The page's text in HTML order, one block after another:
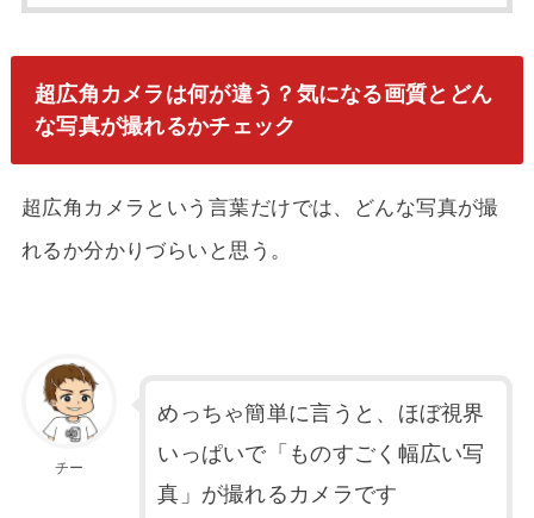
超広角カメラは何が違う？気になる画質とどん
な写真が撮れるかチェック
超広角カメラという言葉だけでは、どんな写真が撮
れるか分かりづらいと思う。
チー
めっちゃ簡単に言うと、ほぼ視界
いっぱいで「ものすごく幅広い写
真」が撮れるカメラです